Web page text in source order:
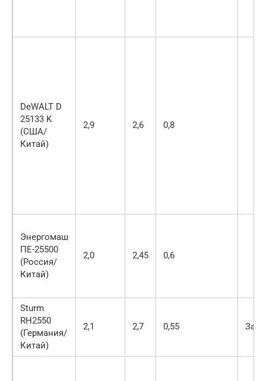
DeWALT D
25133 K
(США/
Китай)
2,9 2,6 0,8
Энергомаш
ПЕ-25500
(Россия/
Китай)
2,0 2,45 0,6
Sturm
RH2550
(Германия/
Китай)
2,1 2,7 0,55